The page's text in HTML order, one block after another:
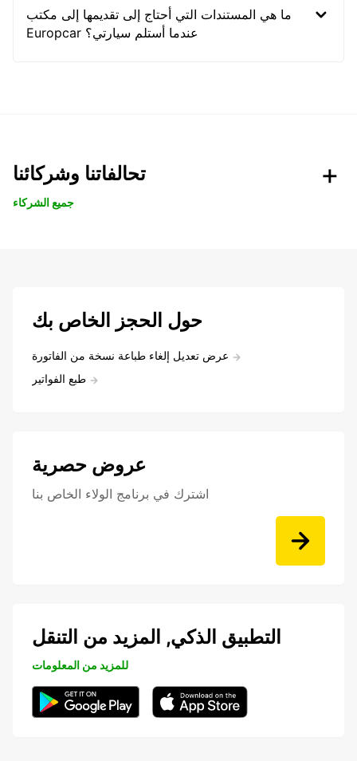
ما هي المستندات التي أحتاج إلى تقديمها إلى مكتب
Europcar عندما أستلم سيارتي؟
تحالفاتنا وشركائنا
جميع الشركاء
حول الحجز الخاص بك
عرض تعديل إلغاء طباعة نسخة من الفاتورة
طبع الفواتير
عروض حصرية
اشترك في برنامج الولاء الخاص بنا
التطبيق الذكي, المزيد من التنقل
للمزيد من المعلومات